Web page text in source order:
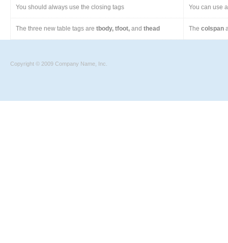
You should always use the closing tags You can use
The three new table tags are tbody, tfoot, and thead The colspan
Copyright © 2009 Company Name, Inc.